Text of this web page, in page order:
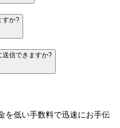
すか?
送信できますか?
を低い手数料で迅速にお手伝